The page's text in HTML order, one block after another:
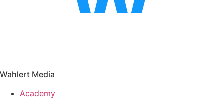
Wahlert Media
Academy